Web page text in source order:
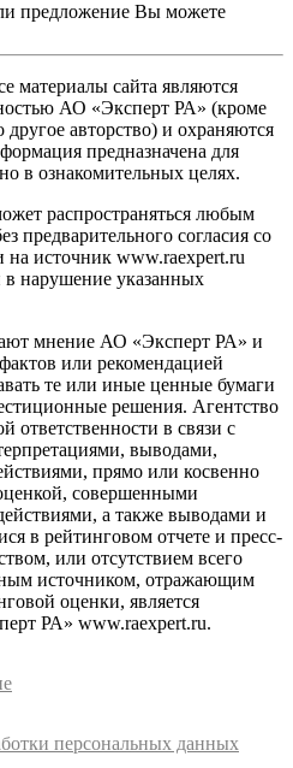
предложение Вы можете
материалы сайта являются
АО «Эксперт РА» (кроме
другое авторство) и охраняются
предназначена для
в ознакомительных целях.
распространяться любым
предварительного согласия со
на источник www.raexpert.ru
нарушение указанных
мнение АО «Эксперт РА» и
или рекомендацией
те или иные ценные бумаги
решения. Агентство
ответственности в связи с
выводами,
прямо или косвенно
совершенными
а также выводами и
в рейтинговом отчете и пресс-
или отсутствием всего
источником, отражающим
оценки, является
РА» www.raexpert.ru.
персональных данных